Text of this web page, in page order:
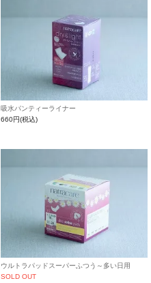
吸水パンティーライナー
660円(税込)
ウルトラパッドスーパーふつう～多い日用
SOLD OUT